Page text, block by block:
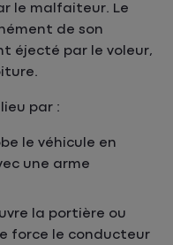
le malfaiteur. Le
de son
éjecté par le voleur,
par :
le véhicule en
une arme
la portière ou
force le conducteur